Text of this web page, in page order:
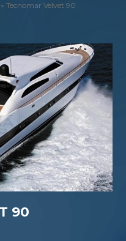
Tecnomar Velvet 90
90